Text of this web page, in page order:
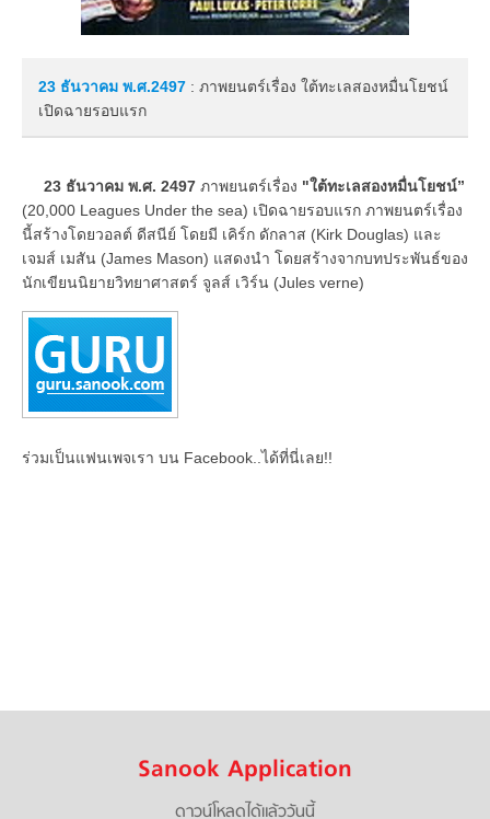
23 ธันวาคม พ.ศ.2497 : ภาพยนตร์เรื่อง ใต้ทะเลสองหมื่นโยชน์
เปิดฉายรอบแรก
23 ธันวาคม พ.ศ. 2497 ภาพยนตร์เรื่อง "ใต้ทะเลสองหมื่นโยชน์”
(20,000 Leagues Under the sea) เปิดฉายรอบแรก ภาพยนตร์เรื่อง
นี้สร้างโดยวอลต์ ดีสนีย์ โดยมี เคิร์ก ดักลาส (Kirk Douglas) และ
เจมส์ เมสัน (James Mason) แสดงนำ โดยสร้างจากบทประพันธ์ของ
นักเขียนนิยายวิทยาศาสตร์ จูลส์ เวิร์น (Jules verne)
ร่วมเป็นแฟนเพจเรา บน Facebook..ได้ที่นี่เลย!!
Sanook Application
ดาวน์โหลดได้แล้ววันนี้